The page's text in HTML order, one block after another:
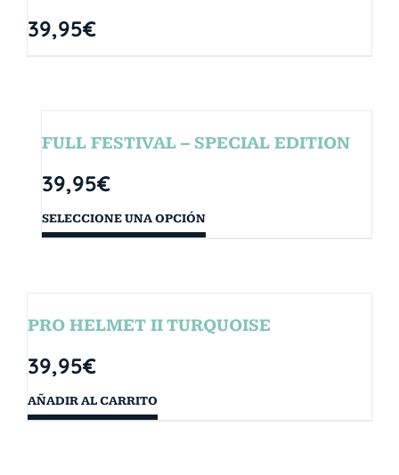
39,95€
FULL FESTIVAL – SPECIAL EDITION
39,95€
SELECCIONE UNA OPCIÓN
PRO HELMET II TURQUOISE
39,95€
AÑADIR AL CARRITO